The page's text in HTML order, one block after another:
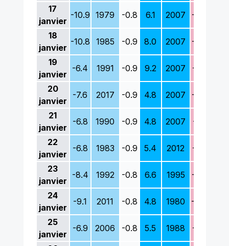
17
janvier
-10.9 1979 -0.8 6.1 2007 -3.9
18
janvier
-10.8 1985 -0.9 8.0 2007 -4.0
19
janvier
-6.4 1991 -0.9 9.2 2007 -2.9
20
janvier
-7.6 2017 -0.9 4.8 2007 -0.9
21
janvier
-6.8 1990 -0.9 4.8 2007 -0.1
22
janvier
-6.8 1983 -0.9 5.4 2012 -1.0
23
janvier
-8.4 1992 -0.8 6.6 1995 -0.8
24
janvier
-9.1 2011 -0.8 4.8 1980 -0.4
25
janvier
-6.9 2006 -0.8 5.5 1988 -1.0